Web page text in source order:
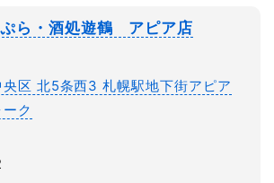
ら・酒処遊鶴 アピア店
区 北5条西3 札幌駅地下街アピア
ク